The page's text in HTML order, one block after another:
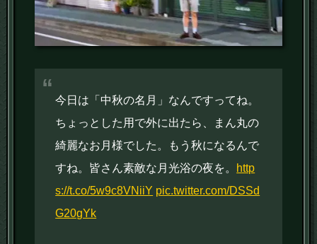
今日は「中秋の名月」なんですってね。
ちょっとした用で外に出たら、まん丸の
綺麗なお月様でした。もう秋になるんで
すね。皆さん素敵な月光浴の夜を。
http
s://t.co/5w9c8VNiiY pic.twitter.com/DSSd
G20gYk